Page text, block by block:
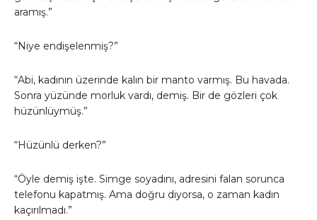
aramış.”
“Niye endişelenmiş?”
“Abi, kadının üzerinde kalın bir manto varmış. Bu havada.
Sonra yüzünde morluk vardı, demiş. Bir de gözleri çok
hüzünlüymüş.”
“Hüzünlü derken?”
“Öyle demiş işte. Simge soyadını, adresini falan sorunca
telefonu kapatmış. Ama doğru diyorsa, o zaman kadın
kaçırılmadı.”